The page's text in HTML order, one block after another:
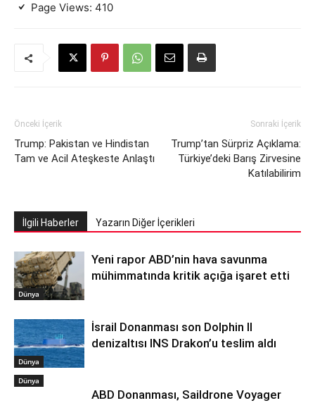
Page Views: 410
Önceki İçerik
Trump: Pakistan ve Hindistan
Tam ve Acil Ateşkeste Anlaştı
Sonraki İçerik
Trump’tan Sürpriz Açıklama:
Türkiye’deki Barış Zirvesine
Katılabilirim
İlgili Haberler Yazarın Diğer İçerikleri
Dünya
Yeni rapor ABD’nin hava savunma
mühimmatında kritik açığa işaret etti
Dünya
İsrail Donanması son Dolphin II
denizaltısı INS Drakon’u teslim aldı
Dünya
ABD Donanması, Saildrone Voyager